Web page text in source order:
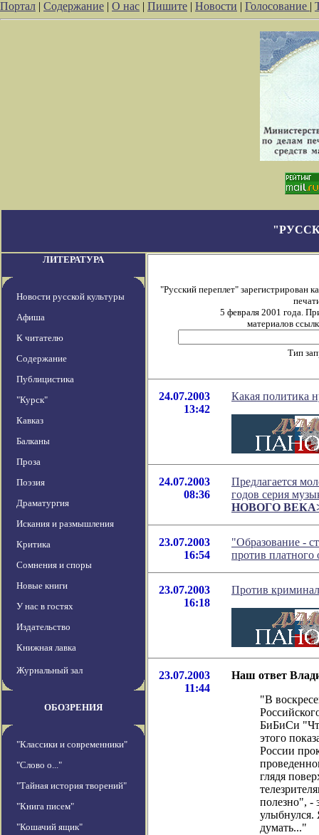
Портал | Содержание | О нас | Пишите | Новости | Голосование |
ЛИТЕРАТУРА
Новости русской культуры
Афиша
К читателю
Содержание
Публицистика
"Курск"
Кавказ
Балканы
Проза
Поэзия
Драматургия
Искания и размышления
Критика
Сомнения и споры
Новые книги
У нас в гостях
Издательство
Книжная лавка
Журнальный зал
ОБОЗРЕНИЯ
"Классики и современники"
"Слово о..."
"Тайная история творений"
"Книга писем"
"Кошачий ящик"
"Русский переплет" зарегистрирован
5 февраля 2001 года.
материалов
Тип
24.07.2003
13:42
Какая политика
24.07.2003
08:36
Предлагается
годов серия
НОВОГО
23.07.2003
16:54
"Образование -
против платного
23.07.2003
16:18
Против
23.07.2003
11:44
Наш ответ
"В
БиБиСи
этого
России
глядя
полезно", -
улыбнулся.
думать..."